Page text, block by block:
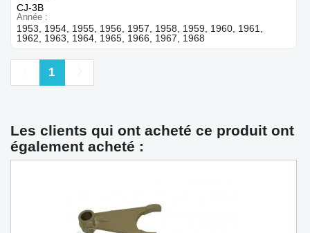
CJ-3B
Année
1953, 1954, 1955, 1956, 1957, 1958, 1959, 1960, 1961,
1962, 1963, 1964, 1965, 1966, 1967, 1968
Précédent
1
Les clients qui ont acheté ce produit ont
également acheté :